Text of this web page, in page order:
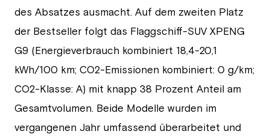
des Absatzes ausmacht. Auf dem zweiten Platz
der Bestseller folgt das Flaggschiff-SUV XPENG
G9 (Energieverbrauch kombiniert 18,4-20,1
kWh/100 km; CO2-Emissionen kombiniert: 0 g/km;
CO2-Klasse: A) mit knapp 38 Prozent Anteil am
Gesamtvolumen. Beide Modelle wurden im
vergangenen Jahr umfassend überarbeitet und